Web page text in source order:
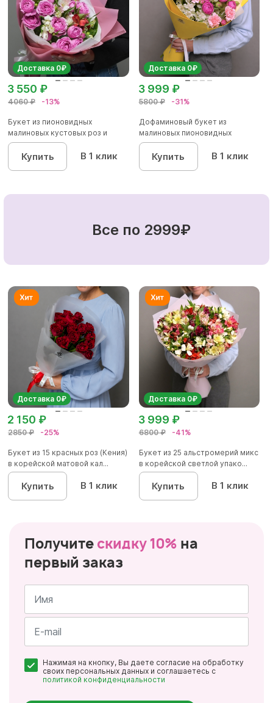
Доставка 0₽
4060 ₽ -13%
3 550 ₽
Букет из пионовидных
малиновых кустовых роз и
альстроме...
Купить В 1 клик
Доставка 0₽
5800 ₽ -31%
3 999 ₽
Дофаминовый букет из
малиновых пионовидных
кустовых роз...
Купить В 1 клик
Все по 2999₽
Доставка 0₽
2850 ₽ -25%
2 150 ₽
Букет из 15 красных роз (Кения)
в корейской матовой кал...
Купить В 1 клик
Доставка 0₽
6800 ₽ -41%
3 999 ₽
Букет из 25 альстромерий микс
в корейской светлой упако...
Купить В 1 клик
Получите скидку 10% на
первый заказ
Имя
*
Нажимая на кнопку, Вы даете согласие на обработку
своих персональных данных и соглашаетесь с
политикой конфиденциальности